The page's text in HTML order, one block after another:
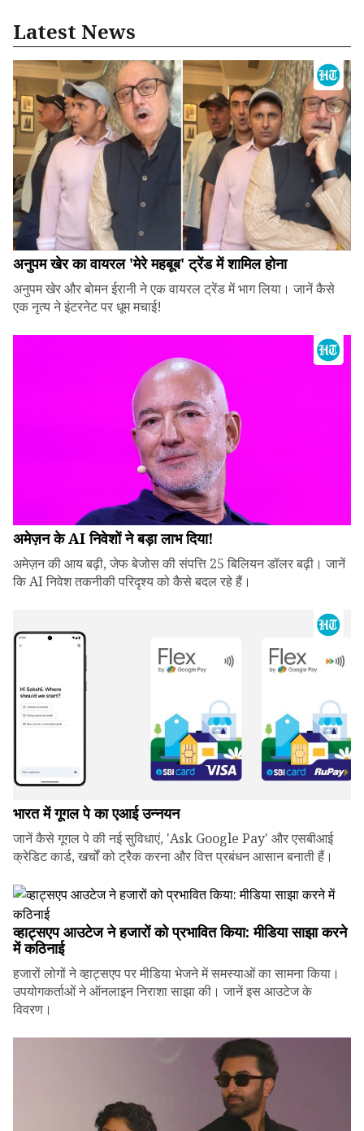
Latest News
अनुपम खेर का वायरल 'मेरे महबूब' ट्रेंड में शामिल होना
अनुपम खेर और बोमन ईरानी ने एक वायरल ट्रेंड में भाग लिया। जानें कैसे
एक नृत्य ने इंटरनेट पर धूम मचाई!
अमेज़न के AI निवेशों ने बड़ा लाभ दिया!
अमेज़न की आय बढ़ी, जेफ बेजोस की संपत्ति 25 बिलियन डॉलर बढ़ी। जानें
कि AI निवेश तकनीकी परिदृश्य को कैसे बदल रहे हैं।
भारत में गूगल पे का एआई उन्नयन
जानें कैसे गूगल पे की नई सुविधाएं, 'Ask Google Pay' और एसबीआई
क्रेडिट कार्ड, खर्चों को ट्रैक करना और वित्त प्रबंधन आसान बनाती हैं।
व्हाट्सएप आउटेज ने हजारों को प्रभावित किया: मीडिया साझा करने
में कठिनाई
हजारों लोगों ने व्हाट्सएप पर मीडिया भेजने में समस्याओं का सामना किया।
उपयोगकर्ताओं ने ऑनलाइन निराशा साझा की। जानें इस आउटेज के
विवरण।